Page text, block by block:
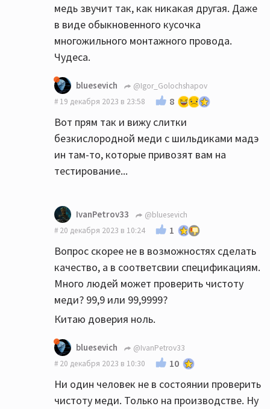
медь звучит так, как никакая другая. Даже
в виде обыкновенного кусочка
многожильного монтажного провода.
Чудеса.
bluesevich
@Igor_Golochshapov
19 декабря 2023 в 23:58
8
Вот прям так и вижу слитки
безкислородной меди с шильдиками мадэ
ин там-то, которые привозят вам на
тестирование...
IvanPetrov33
@bluesevich
20 декабря 2023 в 10:24
1
Вопрос скорее не в возможностях сделать
качество, а в соответсвии спецификациям.
Много людей может проверить чистоту
меди? 99,9 или 99,9999?
Китаю доверия ноль.
bluesevich
@IvanPetrov33
20 декабря 2023 в 10:30
10
Ни один человек не в состоянии проверить
чистоту меди. Только на производстве. Ну